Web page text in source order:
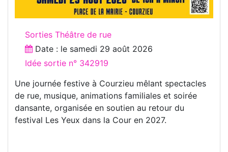
Sorties Théâtre de rue
Date : le samedi 29 août 2026
Idée sortie n° 342919
Une journée festive à Courzieu mêlant spectacles
de rue, musique, animations familiales et soirée
dansante, organisée en soutien au retour du
festival Les Yeux dans la Cour en 2027.